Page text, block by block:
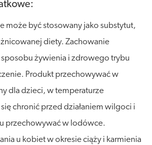
może być stosowany jako substytut,
diety. Zachowanie
żywienia i zdrowego trybu
Produkt przechowywać w
dla dzieci, w temperaturze
chronić przed działaniem wilgoci i
przechowywać w lodówce.
u kobiet w okresie ciąży i karmienia